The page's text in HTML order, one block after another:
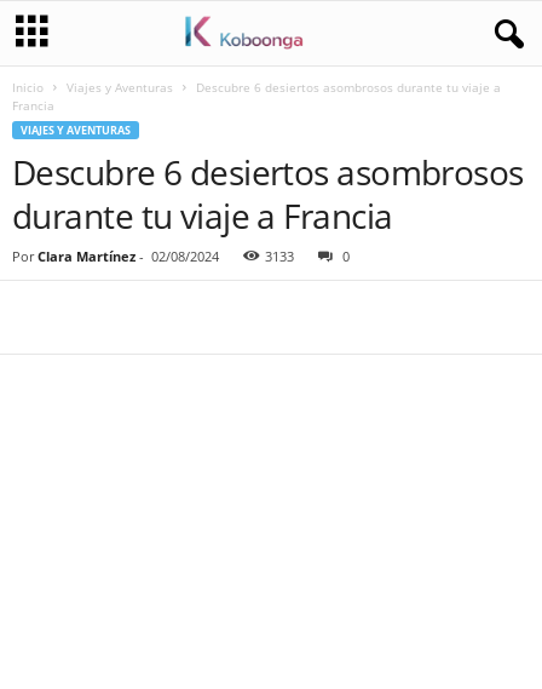
Inicio Viajes y Aventuras
Descubre 6 desiertos asombrosos durante tu viaje a
Francia
VIAJES Y AVENTURAS
Descubre 6 desiertos asombrosos
durante tu viaje a Francia
Por Clara Martínez - 02/08/2024 3133 0